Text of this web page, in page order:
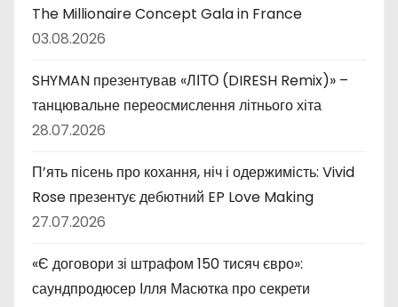
The Millionaire Concept Gala in France
03.08.2026
SHYMAN презентував «ЛІТО (DIRESH Remix)» –
танцювальне переосмислення літнього хіта
28.07.2026
П’ять пісень про кохання, ніч і одержимість: Vivid
Rose презентує дебютний EP Love Making
27.07.2026
«Є договори зі штрафом 150 тисяч євро»:
саундпродюсер Ілля Масютка про секрети